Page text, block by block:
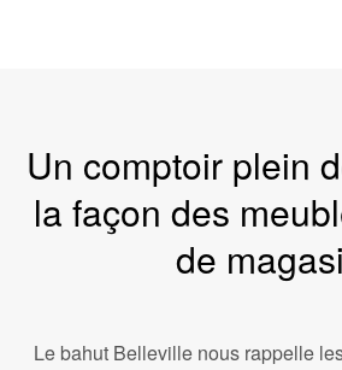
Un comptoir plein
la façon des
de
Le bahut Belleville nous rappelle